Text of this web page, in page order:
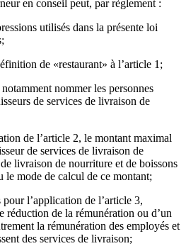
en conseil peut, par règlement :
utilisés dans la présente loi
de «restaurant» à l’article 1;
nommer les personnes
de services de livraison de
de l’article 2, le montant maximal
de services de livraison de
livraison de nourriture et de boissons
le mode de calcul de ce montant;
l’application de l’article 3,
réduction de la rémunération ou d’un
la rémunération des employés et
des services de livraison;